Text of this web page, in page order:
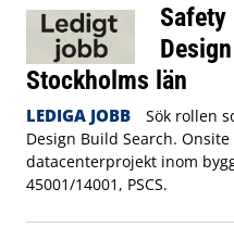
Safety
Stockholms län
LEDIGA JOBB
Sök rollen
Design Build Search.
datacenterprojekt inom
45001/14001, PSCS.